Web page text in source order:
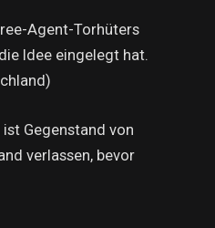
Agent-Torhüters
Idee eingelegt hat.
Gegenstand von
verlassen, bevor